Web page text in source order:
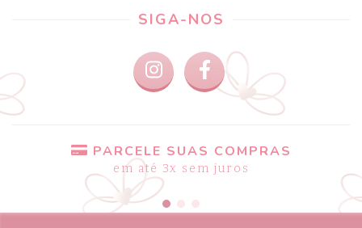
SIGA-NOS
PARCELE SUAS COMPRAS
em até 3x sem juros